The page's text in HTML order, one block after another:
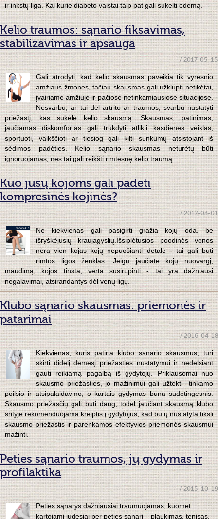
ir inkstų liga. Kai kurie diabeto vaistai taip pat gali sukelti edemą.
Kelio traumos: sąnario fiksavimas,
stabilizavimas ir apsauga
/ 2017-05-15
Gali atrodyti, kad kelio skausmas paveikia tik vyresnio
amžiaus žmones, tačiau skausmas gali užklupti netikėtai,
įvairiame amžiuje ir pačiose netinkamiausiose situacijose.
Nesvarbu, ar tai dėl artrito ar traumos, svarbu nustatyti
priežastį, kas sukėlė kelio skausmą. Skausmas, patinimas,
jaučiamas diskomfortas gali trukdyti atlikti kasdienes veiklas,
sportuoti, vaikščioti ar tiesiog gali kilti sunkumų atsistojant iš
sėdimos padėties. Kelio sąnario skausmas neturėtų būti
ignoruojamas, nes tai gali reikšti rimtesnę kelio traumą.
Kuo jūsų kojoms gali padėti
kompresinės kojinės?
/ 2017-03-01
Ne kiekvienas gali pasigirti gražia kojų oda, be
išryškėjusių kraujagyslių.Išsiplėtusios poodinės venos
nėra vien kojas kojų nepuošianti detalė - tai gali būti
rimtos ligos ženklas. Jeigu jaučiate kojų nuovargį,
maudimą, kojos tinsta, verta susirūpinti - tai yra dažniausi
negalavimai, atsirandantys dėl venų ligų.
Klubo sąnario skausmas: priemonės ir
patarimai
/ 2016-04-18
Kiekvienas, kuris patiria klubo sąnario skausmus, turi
skirti didelį dėmesį priežasties nustatymui ir nedelsiant
gauti reikiamą pagalbą iš gydytojų. Priklausomai nuo
skausmo priežasties, jo mažinimui gali užtekti tinkamo
poilsio ir atsipalaidavmo, o kartais gydymas būna sudėtingesnis.
Skausmo priežasčių gali būti daug, todėl jaučiant skausmą klubo
srityje rekomenduojama kreiptis į gydytojus, kad būtų nustatyta tiksli
skausmo priežastis ir parenkamos efektyvios priemonės skausmui
mažinti.
Peties sąnario traumos, jų gydymas ir
profilaktika
/ 2015-10-19
Peties sąnarys dažniausiai traumuojamas, kuomet
kartojami judesiai per peties sąnarį – plaukimas, tenisas,